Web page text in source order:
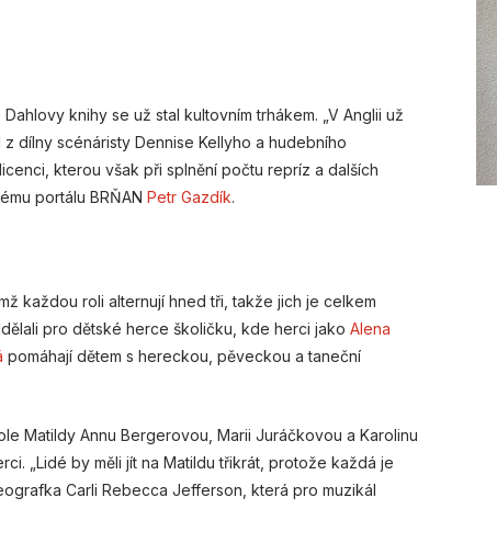
knihy se už stal kultovním trhákem. „V Anglii už
dílny scénáristy Dennise Kellyho a hudebního
kterou však při splnění počtu repríz a dalších
portálu BRŇAN Petr Gazdík.
každou roli alternují hned tři, takže jich je celkem
pro dětské herce školičku, kde herci jako Alena
pomáhají dětem s hereckou, pěveckou a taneční
Matildy Annu Bergerovou, Marii Juráčkovou a Karolinu
„Lidé by měli jít na Matildu třikrát, protože každá je
Carli Rebecca Jefferson, která pro muzikál